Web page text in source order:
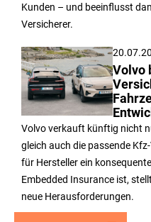
Kunden – und beeinflusst
Versicherer.
Volvo
Volvo verkauft künftig nicht
gleich auch die passende
für Hersteller ein
Embedded Insurance ist,
neue Herausforderungen.